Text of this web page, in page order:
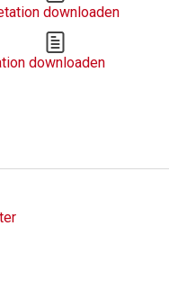
downloaden
downloaden